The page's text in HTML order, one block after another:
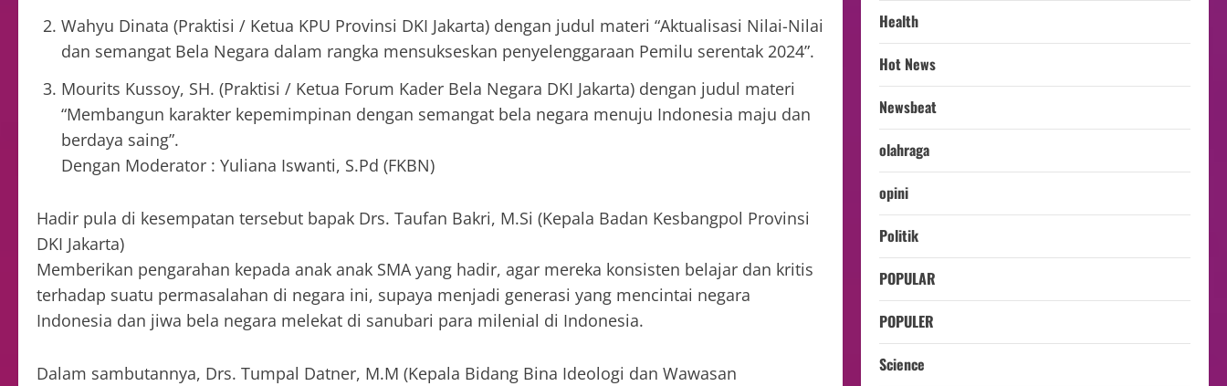
Wahyu Dinata (Praktisi / Ketua KPU Provinsi DKI Jakarta) dengan judul materi “Aktualisasi Nilai-Nilai
dan semangat Bela Negara dalam rangka mensukseskan penyelenggaraan Pemilu serentak 2024”.
Mourits Kussoy, SH. (Praktisi / Ketua Forum Kader Bela Negara DKI Jakarta) dengan judul materi
“Membangun karakter kepemimpinan dengan semangat bela negara menuju Indonesia maju dan
berdaya saing”.
Dengan Moderator : Yuliana Iswanti, S.Pd (FKBN)
Hadir pula di kesempatan tersebut bapak Drs. Taufan Bakri, M.Si (Kepala Badan Kesbangpol Provinsi
DKI Jakarta)
Memberikan pengarahan kepada anak anak SMA yang hadir, agar mereka konsisten belajar dan kritis
terhadap suatu permasalahan di negara ini, supaya menjadi generasi yang mencintai negara
Indonesia dan jiwa bela negara melekat di sanubari para milenial di Indonesia.
Dalam sambutannya, Drs. Tumpal Datner, M.M (Kepala Bidang Bina Ideologi dan Wawasan
Health
Hot News
Newsbeat
olahraga
opini
Politik
POPULAR
POPULER
Science